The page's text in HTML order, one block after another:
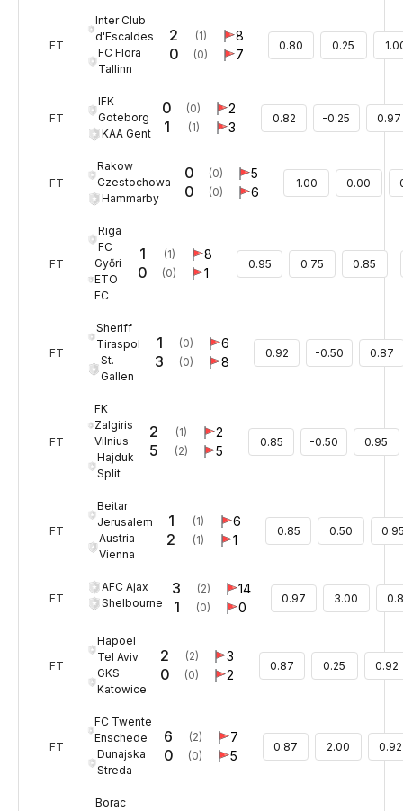
FT
Inter Club
d'Escaldes
FC Flora
Tallinn
2
0
(1)
(0)
8
7
0.80 0.25
FT
IFK
Goteborg
KAA Gent
0
1
(0)
(1)
2
3
0.82 -0.25 0.97
FT
Rakow
Czestochowa
Hammarby
0
0
(0)
(0)
5
6
1.00 0.00
FT
Riga
FC
Győri
ETO
FC
1
0
(1)
(0)
8
1
0.95 0.75 0.85
FT
Sheriff
Tiraspol
St.
Gallen
1
3
(0)
(0)
6
8
0.92 -0.50 0.87
FT
FK
Zalgiris
Vilnius
Hajduk
Split
2
5
(1)
(2)
2
5
0.85 -0.50 0.95
FT
Beitar
Jerusalem
Austria
Vienna
1
2
(1)
(1)
6
1
0.85 0.50
FT
AFC Ajax
Shelbourne
3
1
(2)
(0)
14
0
0.97 3.00
FT
Hapoel
Tel Aviv
GKS
Katowice
2
0
(2)
(0)
3
2
0.87 0.25 0.92
FT
FC Twente
Enschede
Dunajska
Streda
6
0
(2)
(0)
7
5
0.87 2.00 0.92
Borac